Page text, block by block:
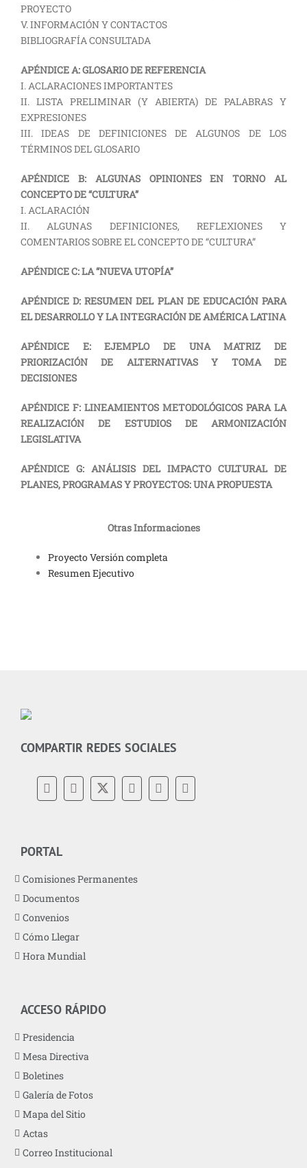
PROYECTO
V. INFORMACIÓN Y CONTACTOS
BIBLIOGRAFÍA CONSULTADA
APÉNDICE A: GLOSARIO DE REFERENCIA
I. ACLARACIONES IMPORTANTES
II. LISTA PRELIMINAR (Y ABIERTA) DE PALABRAS Y
EXPRESIONES
III. IDEAS DE DEFINICIONES DE ALGUNOS DE LOS
TÉRMINOS DEL GLOSARIO
APÉNDICE B: ALGUNAS OPINIONES EN TORNO AL
CONCEPTO DE “CULTURA”
I. ACLARACIÓN
II. ALGUNAS DEFINICIONES, REFLEXIONES Y
COMENTARIOS SOBRE EL CONCEPTO DE “CULTURA”
APÉNDICE C: LA “NUEVA UTOPÍA”
APÉNDICE D: RESUMEN DEL PLAN DE EDUCACIÓN PARA
EL DESARROLLO Y LA INTEGRACIÓN DE AMÉRICA LATINA
APÉNDICE E: EJEMPLO DE UNA MATRIZ DE
PRIORIZACIÓN DE ALTERNATIVAS Y TOMA DE
DECISIONES
APÉNDICE F: LINEAMIENTOS METODOLÓGICOS PARA LA
REALIZACIÓN DE ESTUDIOS DE ARMONIZACIÓN
LEGISLATIVA
APÉNDICE G: ANÁLISIS DEL IMPACTO CULTURAL DE
PLANES, PROGRAMAS Y PROYECTOS: UNA PROPUESTA
Otras Informaciones
Proyecto Versión completa
Resumen Ejecutivo
COMPARTIR REDES SOCIALES
PORTAL
Comisiones Permanentes
Documentos
Convenios
Cómo Llegar
Hora Mundial
ACCESO RÁPIDO
Presidencia
Mesa Directiva
Boletines
Galería de Fotos
Mapa del Sitio
Actas
Correo Institucional